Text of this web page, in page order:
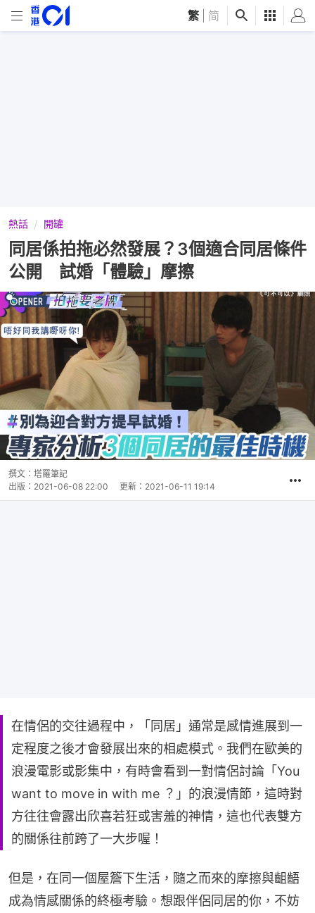
繁 简
熱話 開罐
同居係拍拖必然發展？3個適合同居條件
公開 試婚「體驗」摩擦
撰文： 塔羅筆記
出版： 2021-06-08 22:00 更新： 2021-06-11 19:14
在情侶的交往過程中，「同居」通常是感情進展到一
定程度之後才會發展出來的相處模式。我們在歐美的
浪漫電影或影集中，有時會看到一對情侶討論「You
want to move in with me ？」的浪漫情節，這時對
方往往會露出欣喜若狂或害羞的神情，這也代表雙方
的關係往前跨了一大步喔！
但是，在同一個屋簷下生活，隨之而來的摩擦與齟齬
成為情感關係的終極考驗。想跟伴侶同居的你，不妨